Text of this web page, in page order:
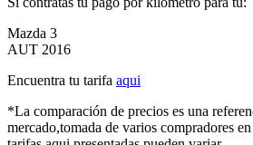
Mazda 3
AUT 2016
Encuentra tu tarifa aqui
*La comparación de precios es una
mercado,tomada de varios compradores